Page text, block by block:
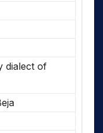
dialect of